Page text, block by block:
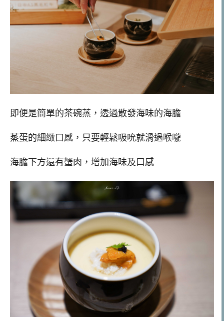
即便是簡單的茶碗蒸，透過散發海味的海膽
蒸蛋的細緻口感，只要輕鬆吸吮就滑過喉嚨
海膽下方還有蟹肉，增加海味及口感